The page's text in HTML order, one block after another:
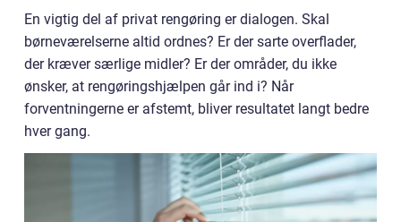
En vigtig del af privat rengøring er dialogen. Skal
børneværelserne altid ordnes? Er der sarte overflader,
der kræver særlige midler? Er der områder, du ikke
ønsker, at rengøringshjælpen går ind i? Når
forventningerne er afstemt, bliver resultatet langt bedre
hver gang.